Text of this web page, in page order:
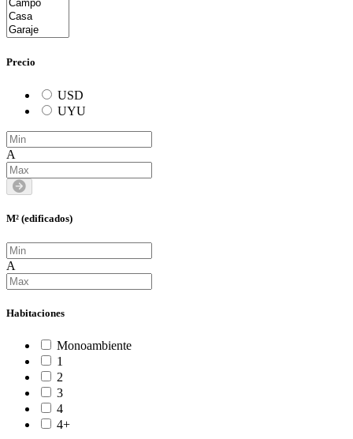
Precio
USD
UYU
A
M² (edificados)
A
Habitaciones
Monoambiente
1
2
3
4
4+